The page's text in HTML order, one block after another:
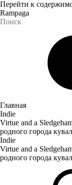
Перейти к
Rampaga
Главная
Indie
Virtue and a
родного города
Indie
Virtue and a
родного города